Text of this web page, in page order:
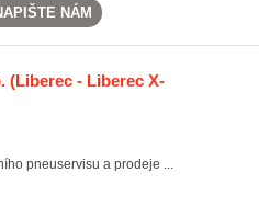
NÁM
(Liberec - Liberec X-
pneuservisu a prodeje ...